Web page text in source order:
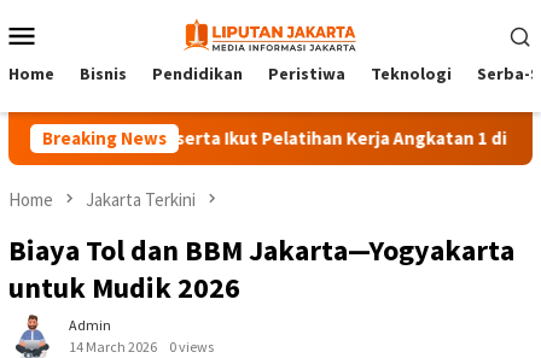
to
Menu
Home Bisnis Pendidikan Peristiwa Teknologi Serba-
Breaking News
140 Peserta Ikut Pelatihan Kerja Angkatan 1 di PPKD Jaksel
Home Jakarta Terkini
Biaya Tol dan BBM Jakarta—Yogyakarta
untuk Mudik 2026
Admin
14 March 2026
0 views